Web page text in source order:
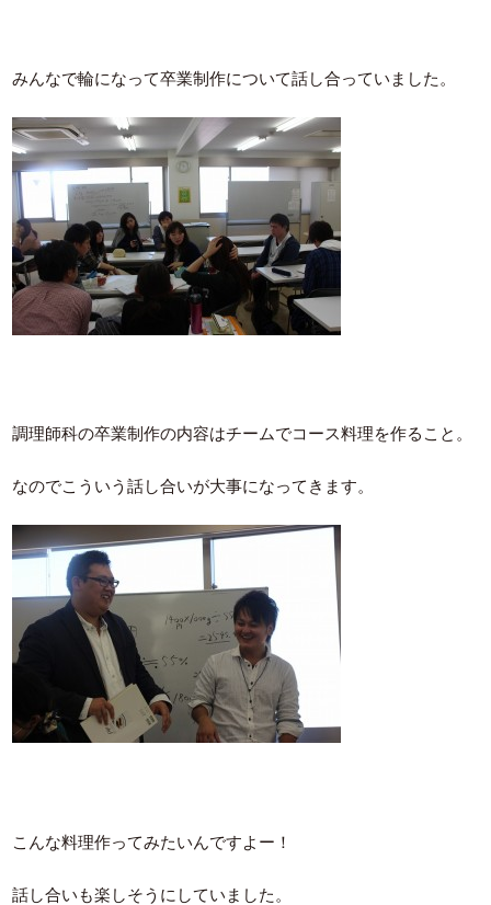
みんなで輪になって卒業制作について話し合っていました。
調理師科の卒業制作の内容はチームでコース料理を作ること。
なのでこういう話し合いが大事になってきます。
こんな料理作ってみたいんですよー！
話し合いも楽しそうにしていました。